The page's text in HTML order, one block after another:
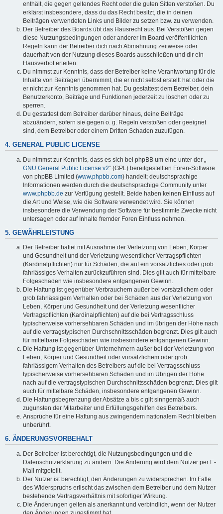
enthält, die gegen geltendes Recht oder die guten Sitten verstoßen. Du
erklärst insbesondere, dass du das Recht besitzt, die in deinen
Beiträgen verwendeten Links und Bilder zu setzen bzw. zu verwenden.
Der Betreiber des Boards übt das Hausrecht aus. Bei Verstößen gegen
diese Nutzungsbedingungen oder anderer im Board veröffentlichten
Regeln kann der Betreiber dich nach Abmahnung zeitweise oder
dauerhaft von der Nutzung dieses Boards ausschließen und dir ein
Hausverbot erteilen.
Du nimmst zur Kenntnis, dass der Betreiber keine Verantwortung für die
Inhalte von Beiträgen übernimmt, die er nicht selbst erstellt hat oder die
er nicht zur Kenntnis genommen hat. Du gestattest dem Betreiber, dein
Benutzerkonto, Beiträge und Funktionen jederzeit zu löschen oder zu
sperren.
Du gestattest dem Betreiber darüber hinaus, deine Beiträge
abzuändern, sofern sie gegen o. g. Regeln verstoßen oder geeignet
sind, dem Betreiber oder einem Dritten Schaden zuzufügen.
4. GENERAL PUBLIC LICENSE
Du nimmst zur Kenntnis, dass es sich bei phpBB um eine unter der „
GNU General Public License v2“ (GPL) bereitgestellten Foren-Software
von phpBB Limited (www.phpbb.com) handelt; deutschsprachige
Informationen werden durch die deutschsprachige Community unter
www.phpbb.de zur Verfügung gestellt. Beide haben keinen Einfluss auf
die Art und Weise, wie die Software verwendet wird. Sie können
insbesondere die Verwendung der Software für bestimmte Zwecke nicht
untersagen oder auf Inhalte fremder Foren Einfluss nehmen.
5. GEWÄHRLEISTUNG
Der Betreiber haftet mit Ausnahme der Verletzung von Leben, Körper
und Gesundheit und der Verletzung wesentlicher Vertragspflichten
(Kardinalpflichten) nur für Schäden, die auf ein vorsätzliches oder grob
fahrlässiges Verhalten zurückzuführen sind. Dies gilt auch für mittelbare
Folgeschäden wie insbesondere entgangenen Gewinn.
Die Haftung ist gegenüber Verbrauchern außer bei vorsätzlichem oder
grob fahrlässigem Verhalten oder bei Schäden aus der Verletzung von
Leben, Körper und Gesundheit und der Verletzung wesentlicher
Vertragspflichten (Kardinalpflichten) auf die bei Vertragsschluss
typischerweise vorhersehbaren Schäden und im übrigen der Höhe nach
auf die vertragstypischen Durchschnittsschäden begrenzt. Dies gilt auch
für mittelbare Folgeschäden wie insbesondere entgangenen Gewinn.
Die Haftung ist gegenüber Unternehmern außer bei der Verletzung von
Leben, Körper und Gesundheit oder vorsätzlichem oder grob
fahrlässigem Verhalten des Betreibers auf die bei Vertragsschluss
typischerweise vorhersehbaren Schäden und im Übrigen der Höhe
nach auf die vertragstypischen Durchschnittsschäden begrenzt. Dies gilt
auch für mittelbare Schäden, insbesondere entgangenen Gewinn.
Die Haftungsbegrenzung der Absätze a bis c gilt sinngemäß auch
zugunsten der Mitarbeiter und Erfüllungsgehilfen des Betreibers.
Ansprüche für eine Haftung aus zwingendem nationalem Recht bleiben
unberührt.
6. ÄNDERUNGSVORBEHALT
Der Betreiber ist berechtigt, die Nutzungsbedingungen und die
Datenschutzerklärung zu ändern. Die Änderung wird dem Nutzer per E-
Mail mitgeteilt.
Der Nutzer ist berechtigt, den Änderungen zu widersprechen. Im Falle
des Widerspruchs erlischt das zwischen dem Betreiber und dem Nutzer
bestehende Vertragsverhältnis mit sofortiger Wirkung.
Die Änderungen gelten als anerkannt und verbindlich, wenn der Nutzer